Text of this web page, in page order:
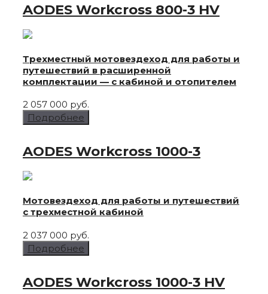
AODES Workcross 800-3 HV
Трехместный мотовездеход для работы и
путешествий в расширенной
комплектации — с кабиной и отопителем
2 057 000 руб.
Подробнее
AODES Workcross 1000-3
Мотовездеход для работы и путешествий
с трехместной кабиной
2 037 000 руб.
Подробнее
AODES Workcross 1000-3 HV